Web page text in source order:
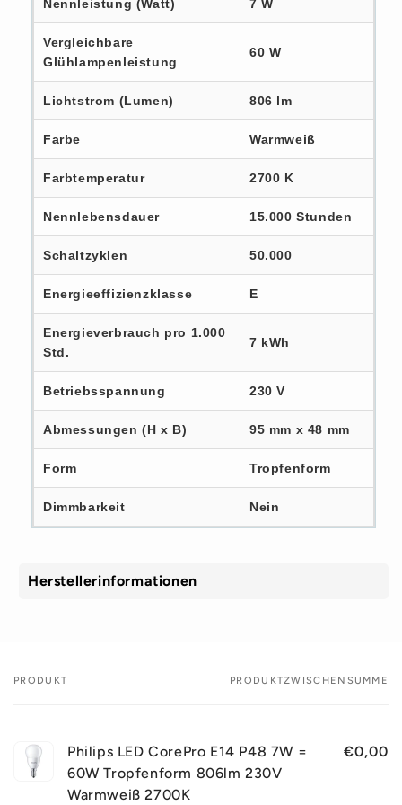
Nennleistung (Watt) 7 W
Vergleichbare
Glühlampenleistung
60 W
Lichtstrom (Lumen) 806 lm
Farbe Warmweiß
Farbtemperatur 2700 K
Nennlebensdauer 15.000 Stunden
Schaltzyklen 50.000
Energieeffizienzklasse E
Energieverbrauch pro 1.000
Std.
7 kWh
Betriebsspannung 230 V
Abmessungen (H x B) 95 mm x 48 mm
Form Tropfenform
Dimmbarkeit Nein
Herstellerinformationen
Dein
PRODUKT PRODUKTZWISCHENSUMME
Philips LED CorePro E14 P48 7W =
60W Tropfenform 806lm 230V
Warmweiß 2700K
€0,00